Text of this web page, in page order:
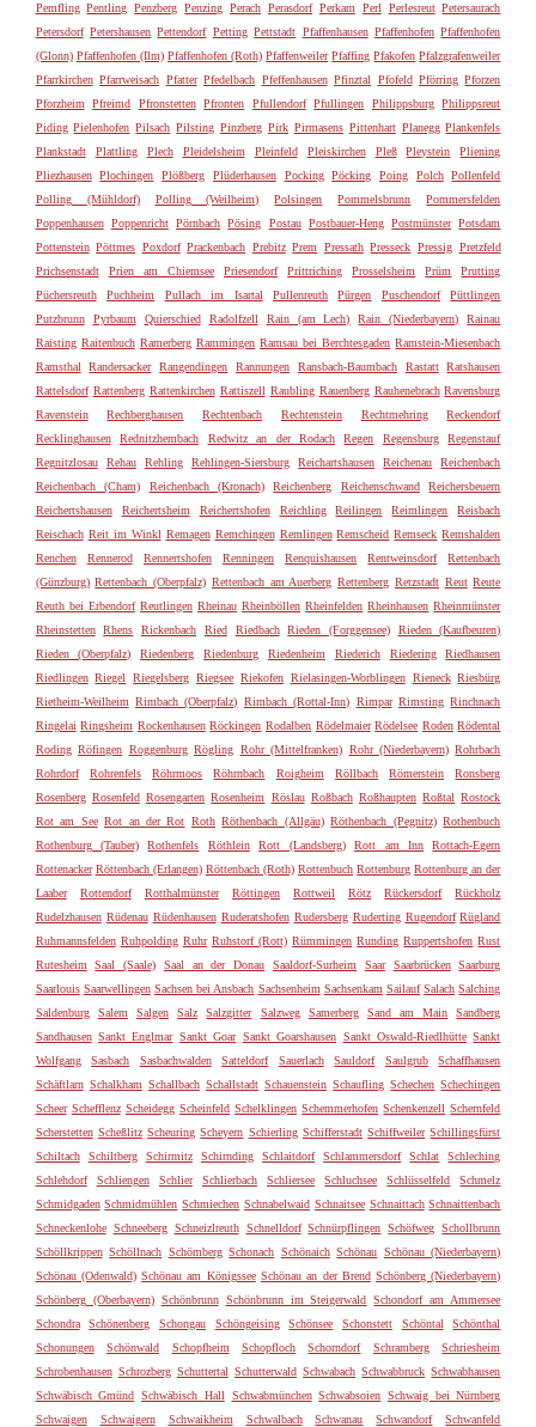
Pemfling Pentling Penzberg Penzing Perach Perasdorf Perkam Perl Perlesreut Petersaurach
Petersdorf Petershausen Pettendorf Petting Pettstadt Pfaffenhausen Pfaffenhofen Pfaffenhofen
(Glonn) Pfaffenhofen (Ilm) Pfaffenhofen (Roth) Pfaffenweiler Pfaffing Pfakofen Pfalzgrafenweiler
Pfarrkirchen Pfarrweisach Pfatter Pfedelbach Pfeffenhausen Pfinztal Pfofeld Pförring Pforzen
Pforzheim
Pfreimd Pfronstetten Pfronten Pfullendorf Pfullingen Philippsburg Philippsreut
Piding Pielenhofen Pilsach Pilsting Pinzberg Pirk Pirmasens Pittenhart Planegg Plankenfels
Plankstadt
Plattling Plech Pleidelsheim Pleinfeld Pleiskirchen Pleß Pleystein
Pliening
Pliezhausen
Plochingen Plößberg Plüderhausen Pocking Pöcking Poing Polch
Pollenfeld
Polling (Mühldorf)
Polling (Weilheim) Polsingen Pommelsbrunn
Pommersfelden
Poppenhausen Poppenricht Pörnbach Pösing Postau Postbauer-Heng Postmünster Potsdam
Pottenstein Pöttmes Poxdorf Prackenbach Prebitz Prem Pressath Presseck Pressig Pretzfeld
Prichsenstadt
Prien am Chiemsee Priesendorf Prittriching Prosselsheim Prüm
Prutting
Püchersreuth
Puchheim Pullach im Isartal Pullenreuth Pürgen Puschendorf
Püttlingen
Putzbrunn
Pyrbaum Quierschied Radolfzell Rain (am Lech) Rain (Niederbayern)
Rainau
Raisting Raitenbuch Ramerberg Rammingen Ramsau bei Berchtesgaden Ramstein-Miesenbach
Ramsthal
Randersacker Rangendingen Rannungen Ransbach-Baumbach Rastatt
Ratshausen
Rattelsdorf Rattenberg Rattenkirchen Rattiszell Raubling Rauenberg Rauhenebrach Ravensburg
Ravenstein
Rechberghausen Rechtenbach Rechtenstein Rechtmehring
Reckendorf
Recklinghausen
Rednitzhembach Redwitz an der Rodach Regen Regensburg
Regenstauf
Regnitzlosau
Rehau Rehling Rehlingen-Siersburg Reichartshausen Reichenau
Reichenbach
Reichenbach (Cham)
Reichenbach (Kronach) Reichenberg Reichenschwand
Reichersbeuern
Reichertshausen
Reichertsheim Reichertshofen Reichling Reilingen Reimlingen
Reisbach
Reischach Reit im Winkl Remagen Remchingen Remlingen Remscheid Remseck Remshalden
Renchen
Rennerod Rennertshofen Renningen Renquishausen Rentweinsdorf
Rettenbach
(Günzburg) Rettenbach (Oberpfalz) Rettenbach am Auerberg Rettenberg Retzstadt Reut Reute
Reuth bei Erbendorf Reutlingen Rheinau Rheinböllen Rheinfelden Rheinhausen Rheinmünster
Rheinstetten
Rhens Rickenbach Ried Riedbach Rieden (Forggensee)
Rieden (Kaufbeuren)
Rieden (Oberpfalz)
Riedenberg Riedenburg Riedenheim Riederich Riedering
Riedhausen
Riedlingen Riegel Riegelsberg Riegsee Riekofen Rielasingen-Worblingen Rieneck Riesbürg
Rietheim-Weilheim Rimbach (Oberpfalz) Rimbach (Rottal-Inn) Rimpar Rimsting Rinchnach
Ringelai Ringsheim Rockenhausen Röckingen Rodalben Rödelmaier Rödelsee Roden Rödental
Roding Röfingen Roggenburg Rögling Rohr (Mittelfranken) Rohr (Niederbayern) Rohrbach
Rohrdorf
Rohrenfels Röhrmoos Röhrnbach Roigheim Röllbach Römerstein
Ronsberg
Rosenberg Rosenfeld Rosengarten Rosenheim Röslau Roßbach Roßhaupten Roßtal Rostock
Rot am See Rot an der Rot Roth Röthenbach (Allgäu) Röthenbach (Pegnitz) Rothenbuch
Rothenburg (Tauber)
Rothenfels Röthlein Rott (Landsberg) Rott am Inn
Rottach-Egern
Rottenacker Röttenbach (Erlangen) Röttenbach (Roth) Rottenbuch Rottenburg Rottenburg an der
Laaber
Rottendorf Rotthalmünster Röttingen Rottweil Rötz Rückersdorf
Rückholz
Rudelzhausen Rüdenau Rüdenhausen Ruderatshofen Rudersberg Ruderting Rugendorf Rügland
Ruhmannsfelden Ruhpolding Ruhr Ruhstorf (Rott) Rümmingen Runding Ruppertshofen Rust
Rutesheim
Saal (Saale) Saal an der Donau Saaldorf-Surheim Saar Saarbrücken
Saarburg
Saarlouis Saarwellingen Sachsen bei Ansbach Sachsenheim Sachsenkam Sailauf Salach Salching
Saldenburg
Salem Salgen Salz Salzgitter Salzweg Samerberg Sand am Main
Sandberg
Sandhausen Sankt Englmar Sankt Goar Sankt Goarshausen Sankt Oswald-Riedlhütte Sankt
Wolfgang
Sasbach Sasbachwalden Satteldorf Sauerlach Sauldorf Saulgrub
Schaffhausen
Schäftlarn Schalkham Schallbach Schallstadt Schauenstein Schaufling Schechen Schechingen
Scheer Schefflenz Scheidegg Scheinfeld Schelklingen Schemmerhofen Schenkenzell Schernfeld
Scherstetten Scheßlitz Scheuring Scheyern Schierling Schifferstadt Schiffweiler Schillingsfürst
Schiltach
Schiltberg Schirmitz Schirnding Schlaitdorf Schlammersdorf Schlat
Schleching
Schlehdorf
Schliengen Schlier Schlierbach Schliersee Schluchsee Schlüsselfeld
Schmelz
Schmidgaden Schmidmühlen Schmiechen Schnabelwaid Schnaitsee Schnaittach Schnaittenbach
Schneckenlohe Schneeberg Schneizlreuth Schnelldorf Schnürpflingen Schöfweg Schollbrunn
Schöllkrippen Schöllnach Schömberg Schonach Schönaich Schönau Schönau (Niederbayern)
Schönau (Odenwald) Schönau am Königssee Schönau an der Brend Schönberg (Niederbayern)
Schönberg (Oberbayern) Schönbrunn Schönbrunn im Steigerwald Schondorf am Ammersee
Schondra
Schönenberg Schongau Schöngeising Schönsee Schonstett Schöntal
Schönthal
Schonungen
Schönwald Schopfheim Schopfloch Schorndorf Schramberg
Schriesheim
Schrobenhausen Schrozberg Schuttertal Schutterwald Schwabach Schwabbruck Schwabhausen
Schwäbisch Gmünd Schwäbisch Hall Schwabmünchen Schwabsoien Schwaig bei Nürnberg
Schwaigen
Schwaigern Schwaikheim Schwalbach Schwanau Schwandorf Schwanfeld